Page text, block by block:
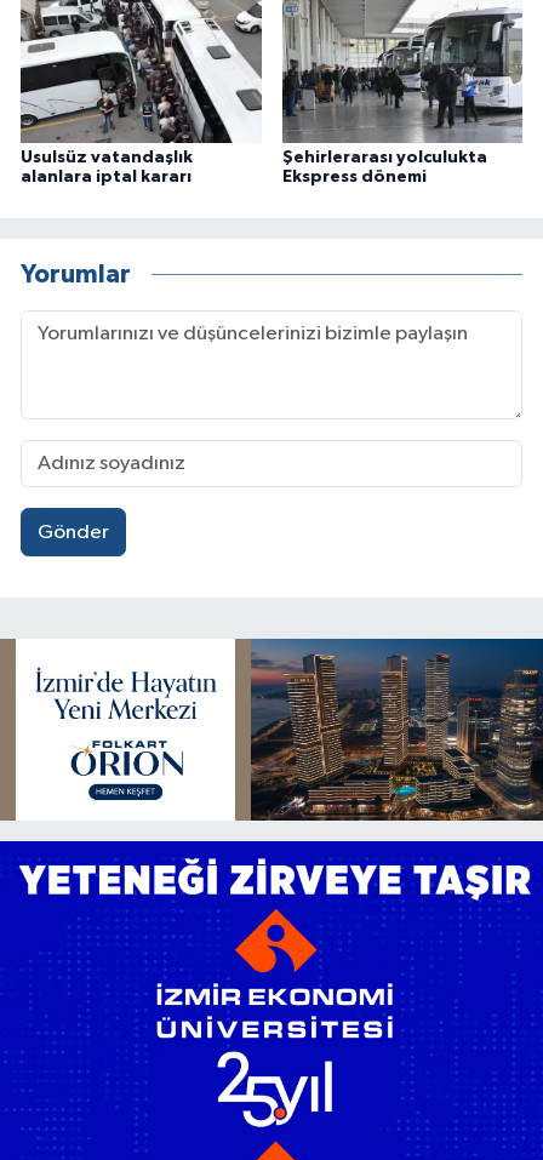
Usulsüz vatandaşlık
alanlara iptal kararı
Şehirlerarası yolculukta
Ekspress dönemi
Yorumlar
Gönder